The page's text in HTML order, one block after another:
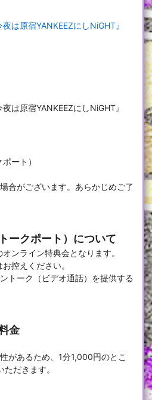
は原宿YANKEEZにしNiGHT』
は原宿YANKEEZにしNiGHT』
ート）
合がございます。あらかじめご了
ークポート）について
ンライン特典会となります。
控えください。
トーク（ビデオ通話）を提供する
金
があるため、1分1,000円のとこ
だきます。